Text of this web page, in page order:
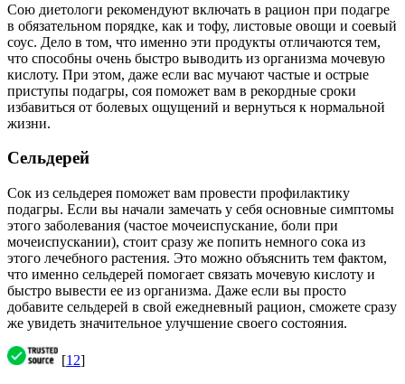
Сою диетологи рекомендуют включать в рацион при подагре
в обязательном порядке, как и тофу, листовые овощи и соевый
соус. Дело в том, что именно эти продукты отличаются тем,
что способны очень быстро выводить из организма мочевую
кислоту. При этом, даже если вас мучают частые и острые
приступы подагры, соя поможет вам в рекордные сроки
избавиться от болевых ощущений и вернуться к нормальной
жизни.
Сельдерей
Сок из сельдерея поможет вам провести профилактику
подагры. Если вы начали замечать у себя основные симптомы
этого заболевания (частое мочеиспускание, боли при
мочеиспускании), стоит сразу же попить немного сока из
этого лечебного растения. Это можно объяснить тем фактом,
что именно сельдерей помогает связать мочевую кислоту и
быстро вывести ее из организма. Даже если вы просто
добавите сельдерей в свой ежедневный рацион, сможете сразу
же увидеть значительное улучшение своего состояния.
[12]